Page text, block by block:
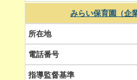
みらい保育園（企